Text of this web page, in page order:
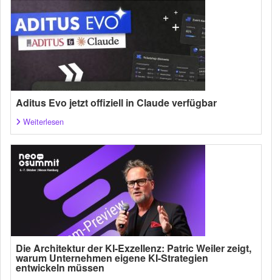
Aditus Evo jetzt offiziell in Claude verfügbar
Weiterlesen
Die Architektur der KI-Exzellenz: Patric Weiler zeigt,
warum Unternehmen eigene KI-Strategien
entwickeln müssen